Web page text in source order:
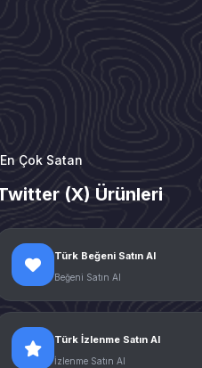
En Çok Satan
(X) Ürünleri
Türk Beğeni Satın Al
Beğeni Satın Al
Türk İzlenme Satın Al
İzlenme Satın Al